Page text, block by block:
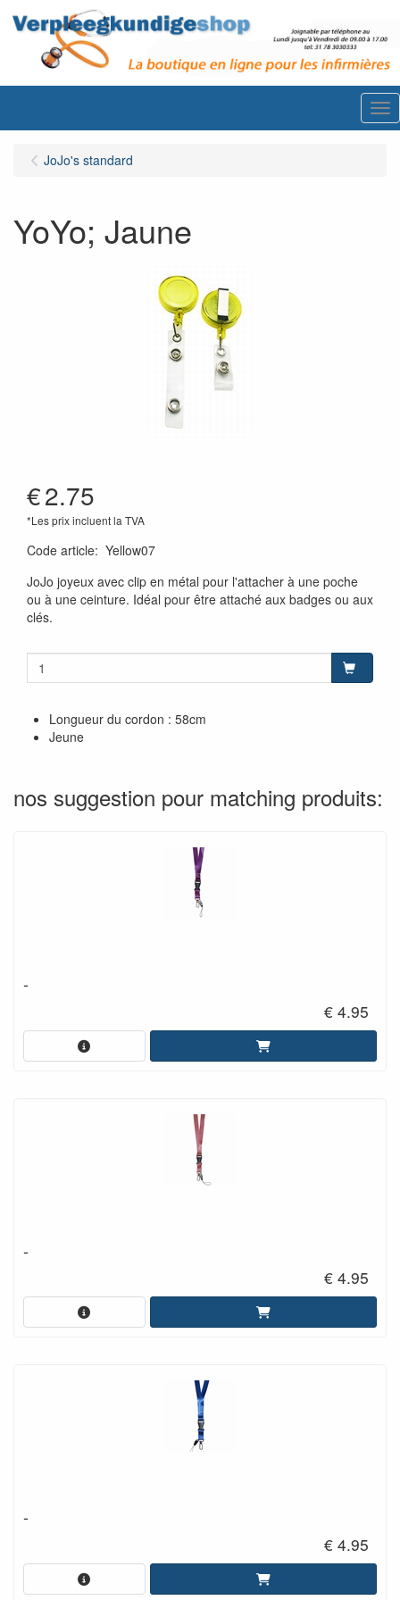
JoJo's standard
YoYo; Jaune
€2.75
*Les prix incluent la TVA
Code article: Yellow07
JoJo joyeux avec clip en métal pour l'attacher à une poche
ou à une ceinture. Idéal pour être attaché aux badges ou aux
clés.
Longueur du cordon : 58cm
Jeune
nos suggestion pour matching produits:
-
€ 4.95
-
€ 4.95
-
€ 4.95